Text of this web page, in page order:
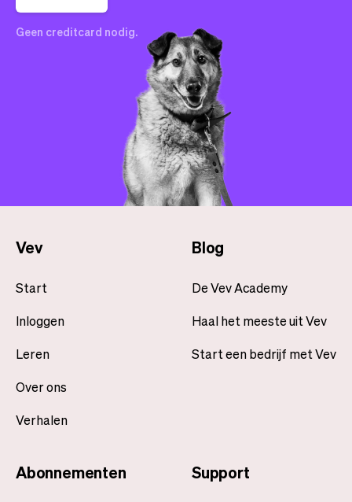
Geen creditcard nodig.
Vev
Start
Inloggen
Leren
Over ons
Verhalen
Blog
De Vev Academy
Haal het meeste uit Vev
Start een bedrijf met Vev
Abonnementen Support